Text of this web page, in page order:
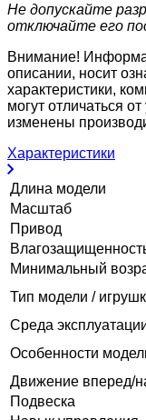
Не допускайте
отключайте его
Внимание!
описании, носит
характеристики,
могут отличаться
изменены
Характеристики
Длина модели
Масштаб
Привод
Минимальный
Тип модели /
Среда
Особенности
Движение вперед/
Подвеска